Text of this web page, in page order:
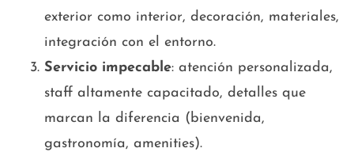
exterior como interior, decoración, materiales,
integración con el entorno.
Servicio impecable: atención personalizada,
staff altamente capacitado, detalles que
marcan la diferencia (bienvenida,
gastronomía, amenities).